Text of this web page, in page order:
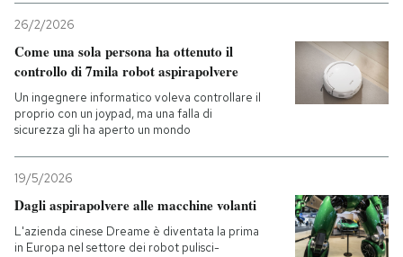
26/2/2026
Come una sola persona ha ottenuto il
controllo di 7mila robot aspirapolvere
Un ingegnere informatico voleva controllare il
proprio con un joypad, ma una falla di
sicurezza gli ha aperto un mondo
19/5/2026
Dagli aspirapolvere alle macchine volanti
L'azienda cinese Dreame è diventata la prima
in Europa nel settore dei robot pulisci-